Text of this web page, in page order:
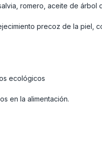
romero, aceite de árbol
precoz de la piel,
ecológicos
en la alimentación.